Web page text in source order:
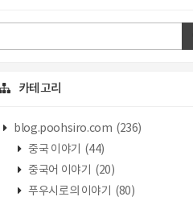
카테고리
blog.poohsiro.com (236)
중국 이야기
(44)
중국어 이야기
(20)
푸우시로의 이야기
(80)